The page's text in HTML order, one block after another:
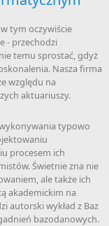
tym oczywiście
- przechodzi
temu sprostać, gdyż
Nasza firma
względu na
aktuariuszy.
typowo
procesem ich
Świetnie zna nie
ale także ich
akademickim na
autorski wykład z Baz
bazodanowych.